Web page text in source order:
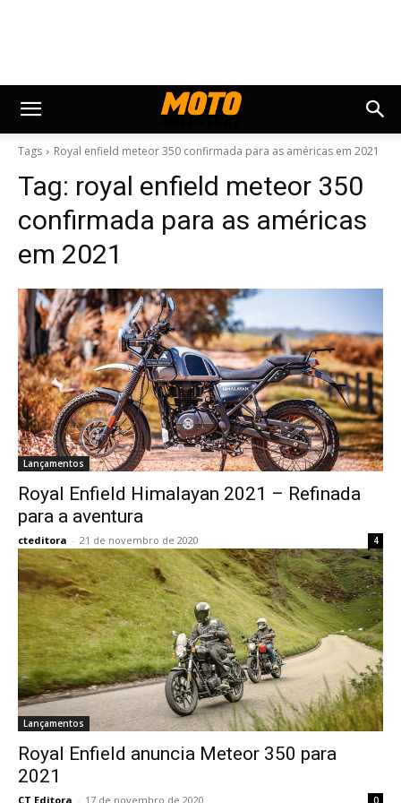
Tags Royal enfield meteor 350 confirmada para as américas em 2021
Tag: royal enfield meteor 350
confirmada para as américas
em 2021
Lançamentos
Royal Enfield Himalayan 2021 – Refinada
para a aventura
cteditora - 21 de novembro de 2020 4
Lançamentos
Royal Enfield anuncia Meteor 350 para
2021
CT Editora - 17 de novembro de 2020 0